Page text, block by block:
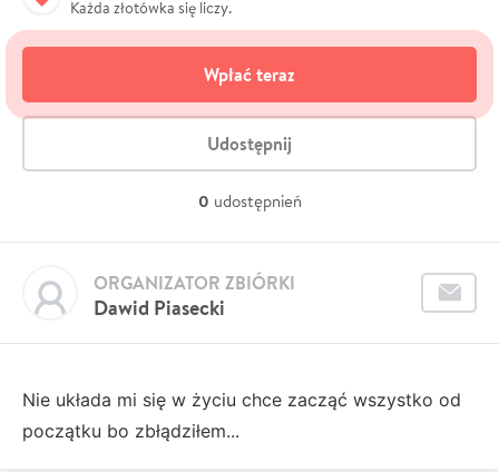
Każda złotówka się liczy.
Wpłać teraz
Udostępnij
0 udostępnień
Dawid Piasecki
ORGANIZATOR ZBIÓRKI
Nie układa mi się w życiu chce zacząć wszystko od
początku bo zbłądziłem...